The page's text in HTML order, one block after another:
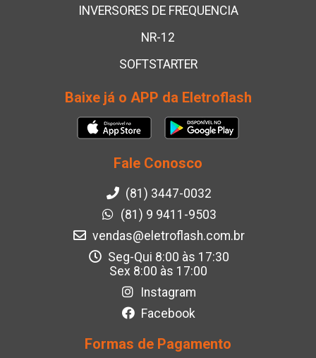
INVERSORES DE FREQUENCIA
NR-12
SOFTSTARTER
Baixe já o APP da Eletroflash
Fale Conosco
(81) 3447-0032
(81) 9 9411-9503
vendas@eletroflash.com.br
Seg-Qui 8:00 às 17:30
Sex 8:00 às 17:00
Instagram
Facebook
Formas de Pagamento